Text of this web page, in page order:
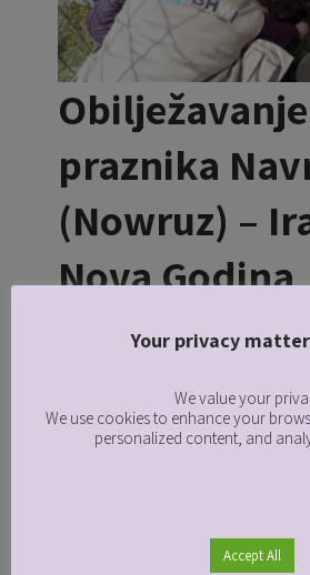
Obilježavanje
praznika
(Nowruz) –
Nova Godina
23/03/2021 admin Off
godine. Od 2009. godine ovaj
listi nematerijalnog kulturnog
Your privacy
We value your